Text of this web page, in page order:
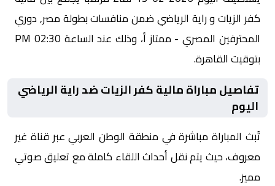
كفر الزيات و راية الرياضي ضمن منافسات بطولة مصر, دوري
المحترفين المصري - ممتاز أ، وذلك عند الساعة 02:30 PM
بتوقيت القاهرة.
تفاصيل مباراة مالية كفر الزيات ضد راية الرياضي
اليوم
تُبث المباراة مباشرة في منطقة الوطن العربي عبر قناة غير
معروف، حيث يتم نقل أحداث اللقاء كاملة مع تعليق صوتي
مميز.